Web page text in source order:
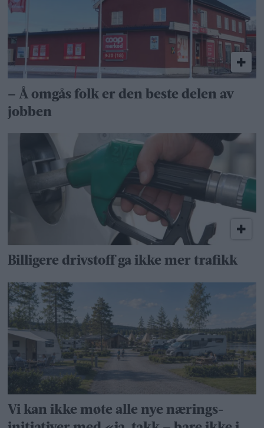
– Å omgås folk er den beste delen av
jobben
Billigere drivstoff ga ikke mer trafikk
Vi kan ikke møte alle nye nærings­